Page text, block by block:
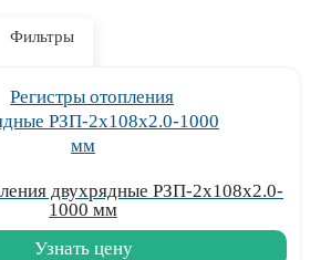
Фильтры
двухрядные РЗП-2x108x2.0-
1000 мм
Узнать цену